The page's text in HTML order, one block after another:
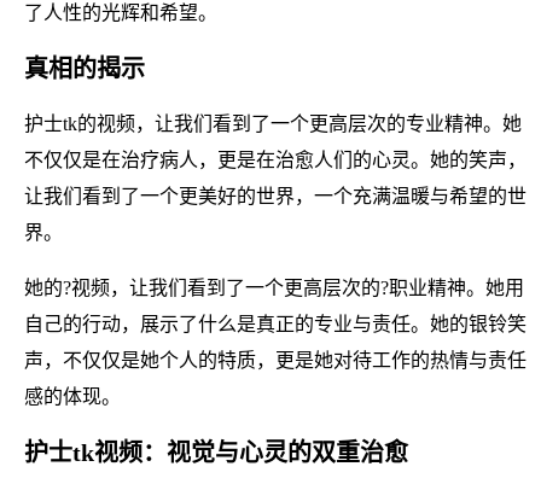
了人性的光辉和希望。
真相的揭示
护士tk的视频，让我们看到了一个更高层次的专业精神。她
不仅仅是在治疗病人，更是在治愈人们的心灵。她的笑声，
让我们看到了一个更美好的世界，一个充满温暖与希望的世
界。
她的?视频，让我们看到了一个更高层次的?职业精神。她用
自己的行动，展示了什么是真正的专业与责任。她的银铃笑
声，不仅仅是她个人的特质，更是她对待工作的热情与责任
感的体现。
护士tk视频：视觉与心灵的双重治愈